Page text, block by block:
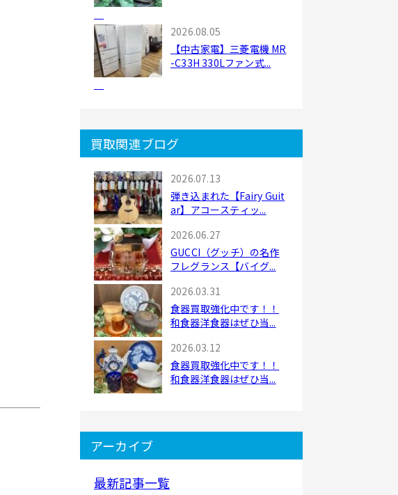
2026.08.05
【中古家電】三菱電機 MR
-C33H 330Lファン式...
買取関連ブログ
2026.07.13
弾き込まれた【Fairy Guit
ar】アコースティッ...
2026.06.27
GUCCI（グッチ）の名作
フレグランス【バイグ...
2026.03.31
食器買取強化中です！！
和食器洋食器はぜひ当...
2026.03.12
食器買取強化中です！！
和食器洋食器はぜひ当...
アーカイブ
最新記事一覧